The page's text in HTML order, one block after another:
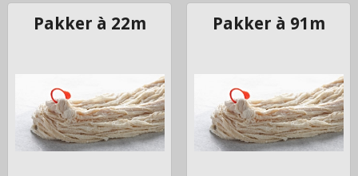
Pakker à 22m Pakker à 91m